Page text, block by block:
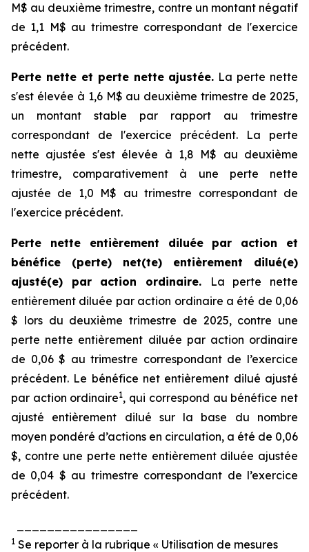
M$ au deuxième trimestre, contre un montant négatif
de 1,1 M$ au trimestre correspondant de l'exercice
précédent.
Perte nette et perte nette ajustée. La perte nette
s'est élevée à 1,6 M$ au deuxième trimestre de 2025,
un montant stable par rapport au trimestre
correspondant de l'exercice précédent. La perte
nette ajustée s'est élevée à 1,8 M$ au deuxième
trimestre, comparativement à une perte nette
ajustée de 1,0 M$ au trimestre correspondant de
l'exercice précédent.
Perte nette entièrement diluée par action et
bénéfice (perte) net(te) entièrement dilué(e)
ajusté(e) par action ordinaire.
La perte nette
entièrement diluée par action ordinaire a été de 0,06
$ lors du deuxième trimestre de 2025, contre une
perte nette entièrement diluée par action ordinaire
de 0,06 $ au trimestre correspondant de l’exercice
précédent. Le bénéfice net entièrement dilué ajusté
par action ordinaire1, qui correspond au bénéfice net
ajusté entièrement dilué sur la base du nombre
moyen pondéré d’actions en circulation, a été de 0,06
$, contre une perte nette entièrement diluée ajustée
de 0,04 $ au trimestre correspondant de l’exercice
précédent.
1 Se reporter à la rubrique « Utilisation de mesures